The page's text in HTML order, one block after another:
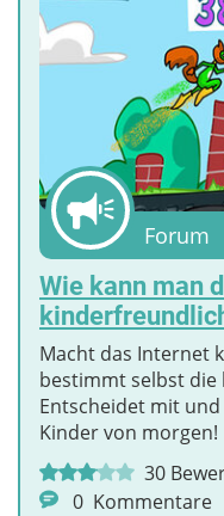
Forum
Wie kann man
Macht das Internet
bestimmt selbst die
Entscheidet mit
Kinder von morgen!
30
0 Kommentare